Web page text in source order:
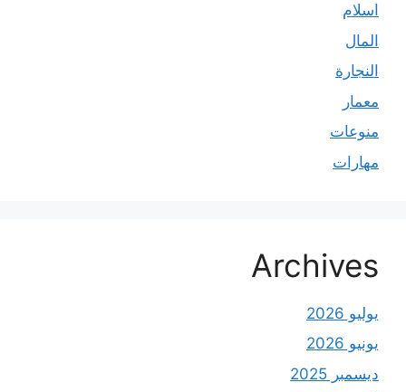
اسلام
المال
النجارة
معمار
منوعات
مهارات
Archives
يوليو 2026
يونيو 2026
ديسمبر 2025